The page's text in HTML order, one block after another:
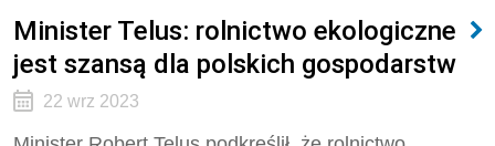
Minister Telus: rolnictwo ekologiczne
jest szansą dla polskich gospodarstw
22 wrz 2023